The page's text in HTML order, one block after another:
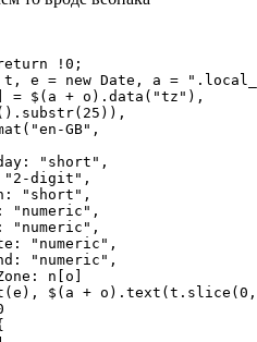
!0;
e = new Date, a =
= $(a + o).data("tz"),
GB",
"short",
digit",
"short",
"numeric",
"numeric",
"numeric",
"numeric",
n[o]
$(a +